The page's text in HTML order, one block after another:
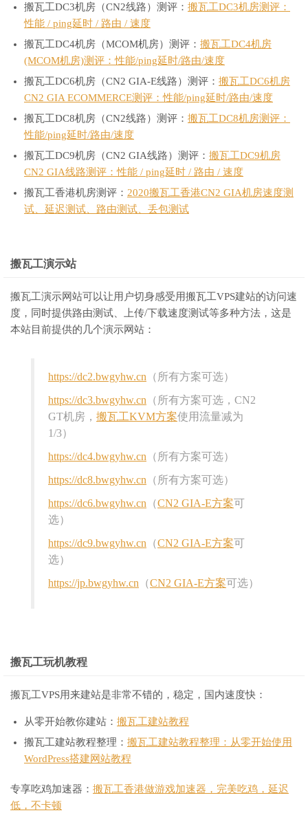
搬瓦工DC3机房（CN2线路）测评： 搬瓦工DC3机房测评：
性能 / ping延时 / 路由 / 速度
搬瓦工DC4机房（MCOM机房）测评： 搬瓦工DC4机房
(MCOM机房)测评：性能/ping延时/路由/速度
搬瓦工DC6机房（CN2 GIA-E线路）测评： 搬瓦工DC6机房
CN2 GIA ECOMMERCE测评：性能/ping延时/路由/速度
搬瓦工DC8机房（CN2线路）测评： 搬瓦工DC8机房测评：
性能/ping延时/路由/速度
搬瓦工DC9机房（CN2 GIA线路）测评： 搬瓦工DC9机房
CN2 GIA线路测评：性能 / ping延时 / 路由 / 速度
搬瓦工香港机房测评： 2020搬瓦工香港CN2 GIA机房速度测
试、延迟测试、路由测试、丢包测试
搬瓦工演示站
搬瓦工演示网站可以让用户切身感受用搬瓦工VPS建站的访问速
度，同时提供路由测试、上传/下载速度测试等多种方法，这是
本站目前提供的几个演示网站：
https://dc2.bwgyhw.cn （所有方案可选）
https://dc3.bwgyhw.cn （所有方案可选，CN2
GT机房， 搬瓦工KVM方案使用流量减为
1/3）
https://dc4.bwgyhw.cn （所有方案可选）
https://dc8.bwgyhw.cn （所有方案可选）
https://dc6.bwgyhw.cn （CN2 GIA-E方案可
选）
https://dc9.bwgyhw.cn （CN2 GIA-E方案可
选）
https://jp.bwgyhw.cn （CN2 GIA-E方案可选）
搬瓦工玩机教程
搬瓦工VPS用来建站是非常不错的，稳定，国内速度快：
从零开始教你建站： 搬瓦工建站教程
搬瓦工建站教程整理： 搬瓦工建站教程整理：从零开始使用
WordPress搭建网站教程
专享吃鸡加速器： 搬瓦工香港做游戏加速器，完美吃鸡，延迟
低，不卡顿